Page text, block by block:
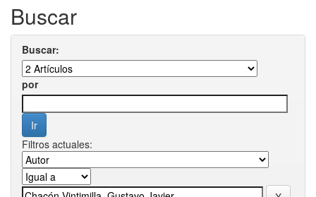
Buscar
Buscar:
por
Filtros actuales: